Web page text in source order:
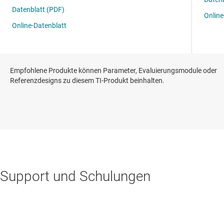
Empfohlene Produkte können Parameter, Evaluierungsmodule oder
Referenzdesigns zu diesem TI-Produkt beinhalten.
Support und Schulungen